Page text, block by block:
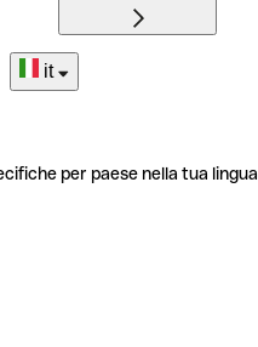
it
per paese nella tua lingua